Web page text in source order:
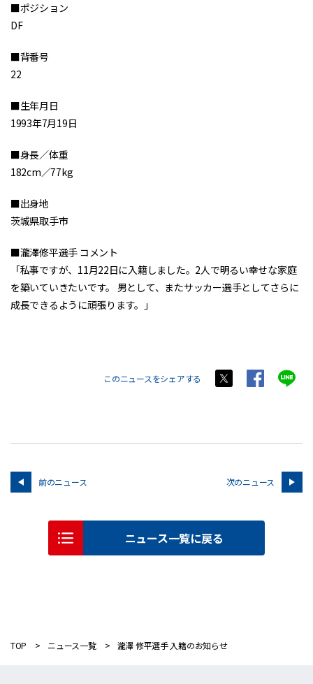
■ポジション
DF
■背番号
22
■生年月日
1993年7月19日
■身長／体重
182cm／77kg
■出身地
茨城県取手市
■瀧澤修平選手 コメント
「私事ですが、11月22日に入籍しました。2人で明るい幸せな家庭
を築いていきたいです。 男として、またサッカー選手としてさらに
成長できるように頑張ります。」
このニュースをシェアする
前のニュース 次のニュース
ニュース一覧に戻る
TOP ニュース一覧 瀧澤 修平選手 入籍のお知らせ